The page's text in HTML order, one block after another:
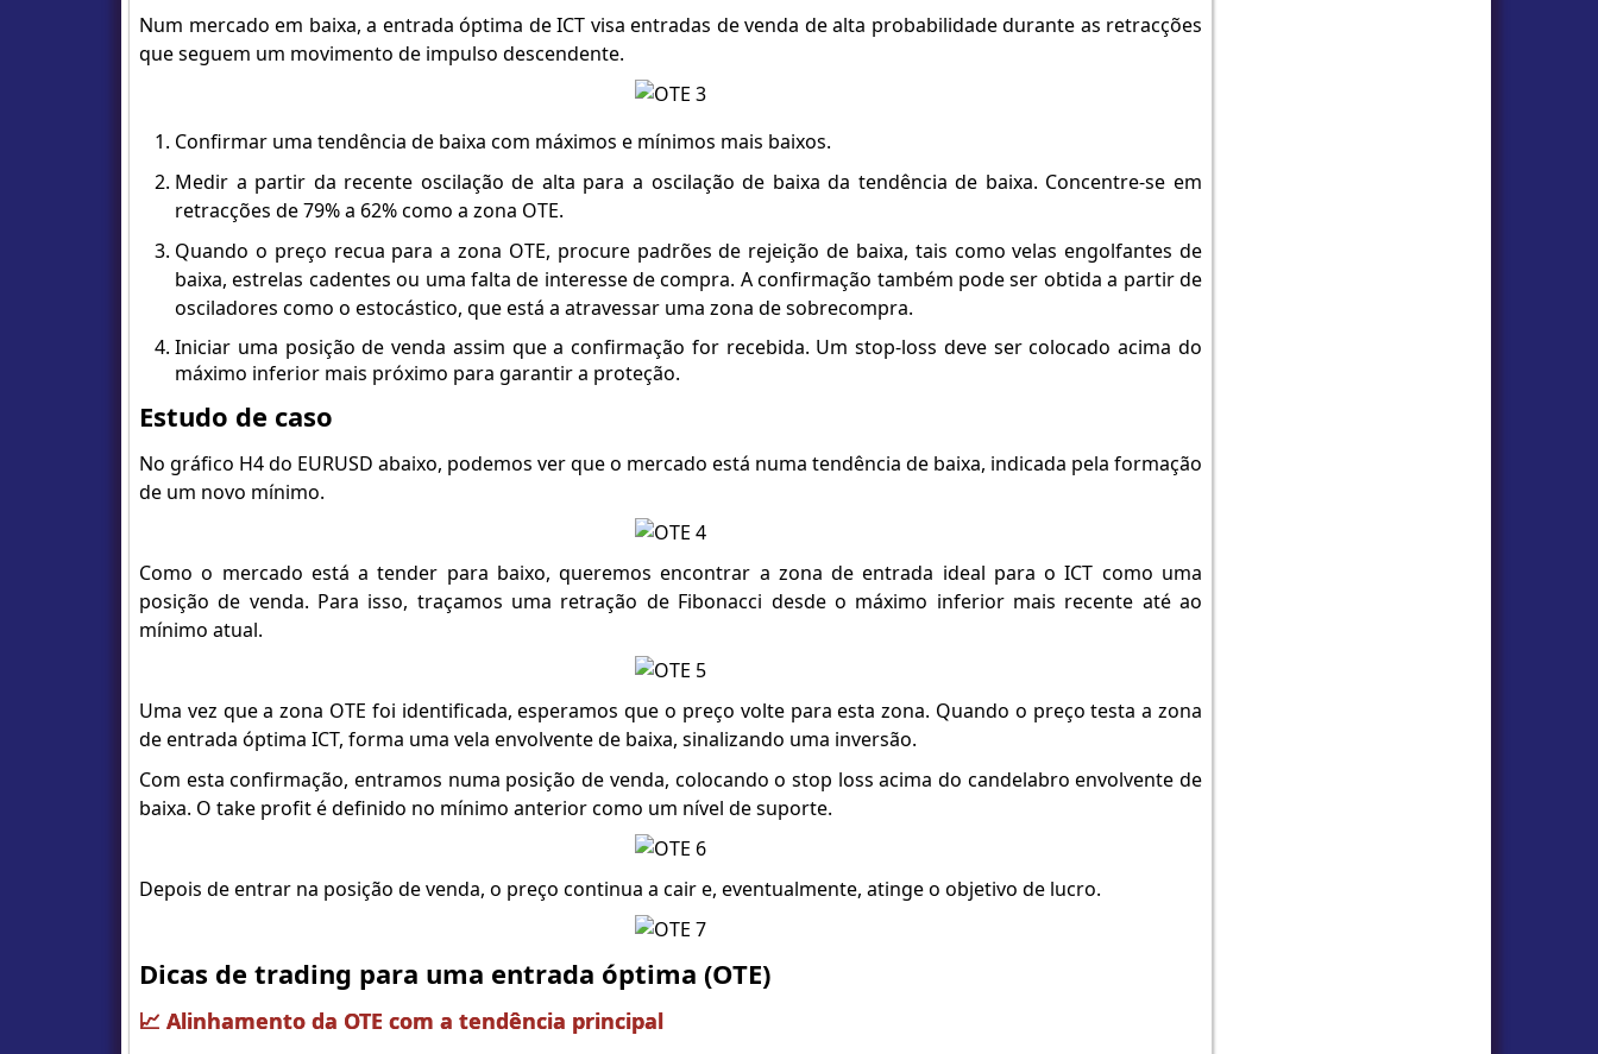
Num mercado em baixa, a entrada óptima de ICT visa entradas de venda de alta probabilidade durante as retracções
que seguem um movimento de impulso descendente.
Confirmar uma tendência de baixa com máximos e mínimos mais baixos.
Medir a partir da recente oscilação de alta para a oscilação de baixa da tendência de baixa. Concentre-se em
retracções de 79% a 62% como a zona OTE.
Quando o preço recua para a zona OTE, procure padrões de rejeição de baixa, tais como velas engolfantes de
baixa, estrelas cadentes ou uma falta de interesse de compra. A confirmação também pode ser obtida a partir de
osciladores como o estocástico, que está a atravessar uma zona de sobrecompra.
Iniciar uma posição de venda assim que a confirmação for recebida. Um stop-loss deve ser colocado acima do
máximo inferior mais próximo para garantir a proteção.
Estudo de caso
No gráfico H4 do EURUSD abaixo, podemos ver que o mercado está numa tendência de baixa, indicada pela formação
de um novo mínimo.
Como o mercado está a tender para baixo, queremos encontrar a zona de entrada ideal para o ICT como uma
posição de venda. Para isso, traçamos uma retração de Fibonacci desde o máximo inferior mais recente até ao
mínimo atual.
Uma vez que a zona OTE foi identificada, esperamos que o preço volte para esta zona. Quando o preço testa a zona
de entrada óptima ICT, forma uma vela envolvente de baixa, sinalizando uma inversão.
Com esta confirmação, entramos numa posição de venda, colocando o stop loss acima do candelabro envolvente de
baixa. O take profit é definido no mínimo anterior como um nível de suporte.
Depois de entrar na posição de venda, o preço continua a cair e, eventualmente, atinge o objetivo de lucro.
Dicas de trading para uma entrada óptima (OTE)
📈 Alinhamento da OTE com a tendência principal